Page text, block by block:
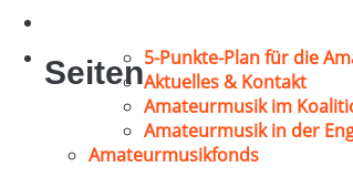
Seiten5-Punkte-Plan für die
Aktuelles & Kontakt
Amateurmusik im
Amateurmusik in der
Amateurmusikfonds